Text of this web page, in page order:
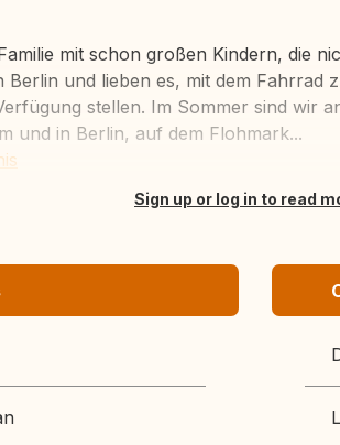
mit schon großen Kindern, die
Berlin und lieben es, mit dem Fahrrad
stellen. Im Sommer sind wir
und in Berlin, auf dem Flohmark...
Sign up or log in to read